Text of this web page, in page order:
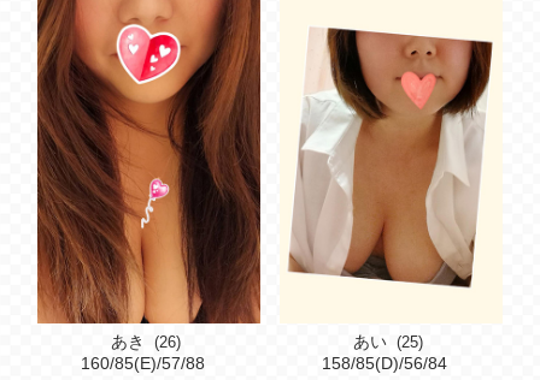
あき (26)
160/85(E)/57/88
あい (25)
158/85(D)/56/84